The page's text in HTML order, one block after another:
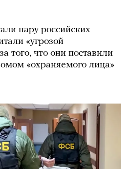
пару российских
«угрозой
того, что они поставили
«охраняемого лица»